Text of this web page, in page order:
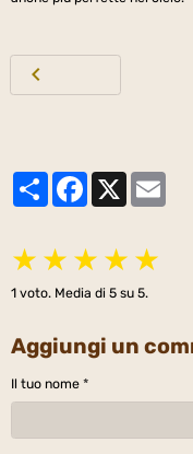
PartagerFacebook
★ ★ ★ ★ ★
1 voto. Media di 5 su 5.
Aggiungi un
Il tuo nome